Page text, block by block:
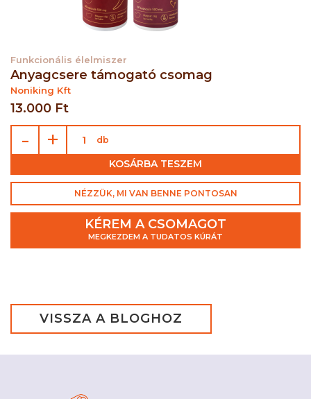
Funkcionális élelmiszer
Anyagcsere támogató csomag
Noniking Kft
13.000 Ft
+
- db
KOSÁRBA TESZEM
NÉZZÜK, MI VAN BENNE PONTOSAN
KÉREM A CSOMAGOT
MEGKEZDEM A TUDATOS KÚRÁT
VISSZA A BLOGHOZ